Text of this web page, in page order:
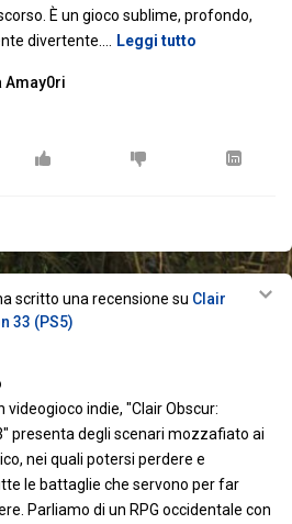
È un gioco sublime, profondo,
divertente.
Leggi tutto
Amay0ri
scritto una recensione su Clair
33 (PS5)
videogioco indie, "Clair Obscur:
presenta degli scenari mozzafiato ai
nei quali potersi perdere e
le battaglie che servono per far
Parliamo di un RPG occidentale con